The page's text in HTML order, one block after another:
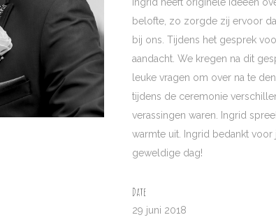
belofte, zo zorgde zij ervoor
bij ons. Tijdens het gesprek
aandacht. We kregen na dit
leuke vragen om over na te
tijdens de ceremonie
verassingen waren. Ingrid
warmte uit. Ingrid bedankt
geweldige dag!
Date
29 juni 2018